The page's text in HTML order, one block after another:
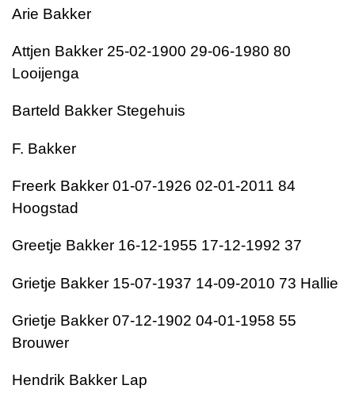
Arie Bakker
Attjen Bakker 25-02-1900 29-06-1980 80
Looijenga
Barteld Bakker Stegehuis
F. Bakker
Freerk Bakker 01-07-1926 02-01-2011 84
Hoogstad
Greetje Bakker 16-12-1955 17-12-1992 37
Grietje Bakker 15-07-1937 14-09-2010 73 Hallie
Grietje Bakker 07-12-1902 04-01-1958 55
Brouwer
Hendrik Bakker Lap